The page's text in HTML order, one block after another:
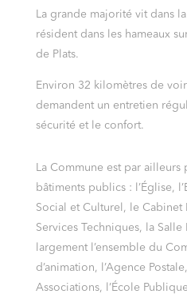
La grande majorité vit dans
résident dans les hameaux
de Plats.
Environ 32 kilomètres de
demandent un entretien
sécurité et le confort.
La Commune est par
bâtiments publics : l’Église,
Social et Culturel, le
Services Techniques, la
largement l’ensemble du
d’animation, l’Agence
Associations, l’École